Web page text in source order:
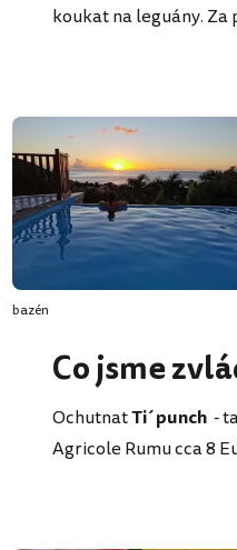
koukat na leguány.
bazén
Co jsme
OchutnatTi´punch -
Agricole Rumu cca 8